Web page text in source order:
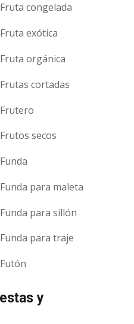
Fruta congelada
Fruta exótica
Fruta orgánica
Frutas cortadas
Frutero
Frutos secos
Funda
Funda para maleta
Funda para sillón
Funda para traje
Futón
y